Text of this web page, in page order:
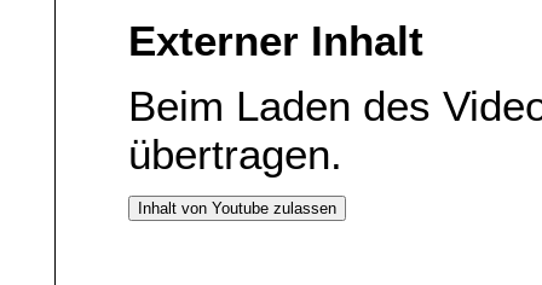
Externer Inhalt
Beim Laden des
übertragen.
Inhalt von Youtube zulassen